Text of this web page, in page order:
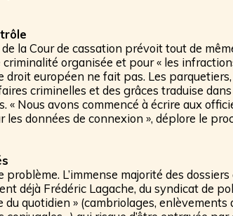
la Cour de cassation prévoit tout de
organisée et pour « les
droit européen ne fait pas. Les
criminelles et des grâces traduise
« Nous avons commencé à écrire aux
les données de connexion », déplore le
problème. L’immense majorité des
déjà Frédéric Lagache, du syndicat de
du quotidien » (cambriolages, enlèvements